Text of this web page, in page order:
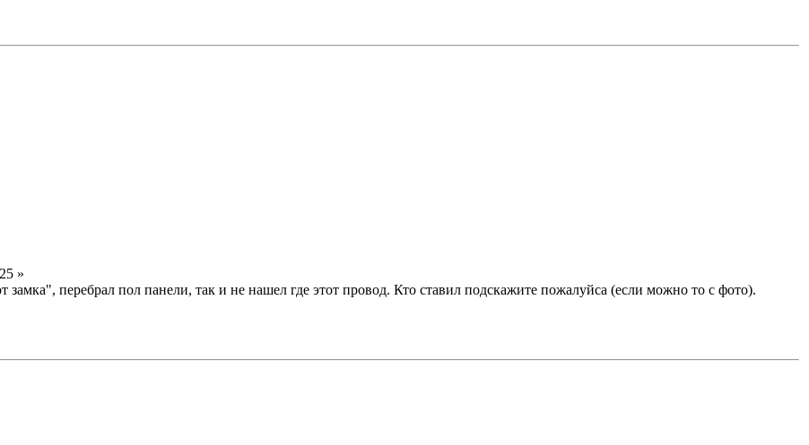
»
замка", перебрал пол панели, так и не нашел где этот провод. Кто ставил подскажите пожалуйса (если можно то с фото).